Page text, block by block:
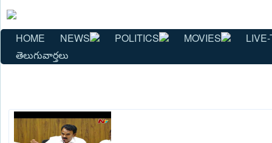
HOME NEWS POLITICS MOVIES
తెలుగువార్తలు